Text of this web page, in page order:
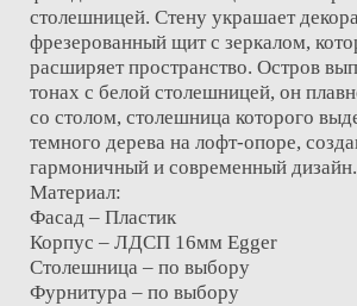
столешницей. Стену украшает
фрезерованный щит с зеркалом,
расширяет пространство. Остров
тонах с белой столешницей, он
со столом, столешница которого
темного дерева на лофт-опоре,
гармоничный и современный дизайн.
Материал:
Фасад – Пластик
Корпус – ЛДСП 16мм Egger
Столешница – по выбору
Фурнитура – по выбору